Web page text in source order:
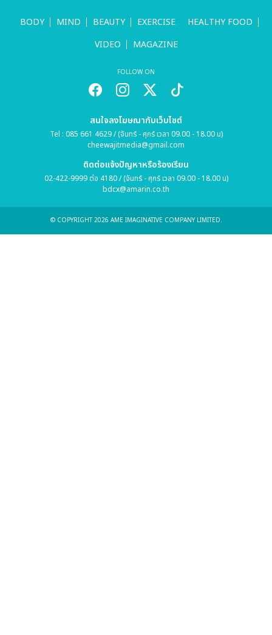
BODY MIND BEAUTY EXERCISE
HEALTHY FOOD
VIDEO
MAGAZINE
FOLLOW ON
สนใจลงโฆษณากับเว็บไซต์
Tel : 085 661 4629 / (จันทร์ - ศุกร์ เวลา 09.00 - 18.00 น)
cheewajitmedia@gmail.com
ติดต่อแจ้งปัญหาหรือร้องเรียน
02-422-9999 ต่อ 4180 / (จันทร์ - ศุกร์ เวลา 09.00 - 18.00 น)
bdcx@amarin.co.th
© COPYRIGHT 2026 AME IMAGINATIVE COMPANY LIMITED.